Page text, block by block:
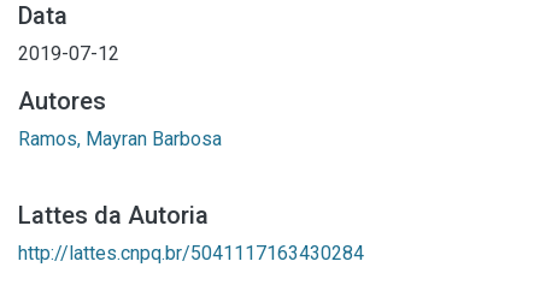
Data
2019-07-12
Autores
Ramos, Mayran Barbosa
Lattes da Autoria
http://lattes.cnpq.br/5041117163430284